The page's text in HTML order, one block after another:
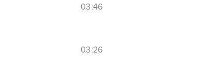
03:46
03:26